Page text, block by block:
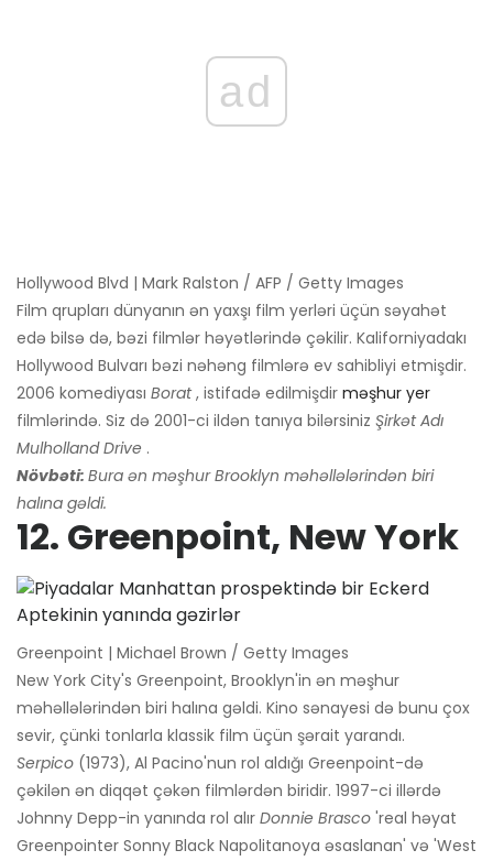
ad
Hollywood Blvd | Mark Ralston / AFP / Getty Images
Film qrupları dünyanın ən yaxşı film yerləri üçün səyahət
edə bilsə də, bəzi filmlər həyətlərində çəkilir. Kaliforniyadakı
Hollywood Bulvarı bəzi nəhəng filmlərə ev sahibliyi etmişdir.
2006 komediyası Borat, istifadə edilmişdir məşhur yer
filmlərində. Siz də 2001-ci ildən tanıya bilərsiniz Şirkət Adı
Mulholland Drive .
Növbəti: Bura ən məşhur Brooklyn məhəllələrindən biri
halına gəldi.
12. Greenpoint, New York
Greenpoint | Michael Brown / Getty Images
New York City's Greenpoint, Brooklyn'in ən məşhur
məhəllələrindən biri halına gəldi. Kino sənayesi də bunu çox
sevir, çünki tonlarla klassik film üçün şərait yarandı.
Serpico (1973), Al Pacino'nun rol aldığı Greenpoint-də
çəkilən ən diqqət çəkən filmlərdən biridir. 1997-ci illərdə
Johnny Depp-in yanında rol alır Donnie Brasco 'real həyat
Greenpointer Sonny Black Napolitanoya əsaslanan' və 'West